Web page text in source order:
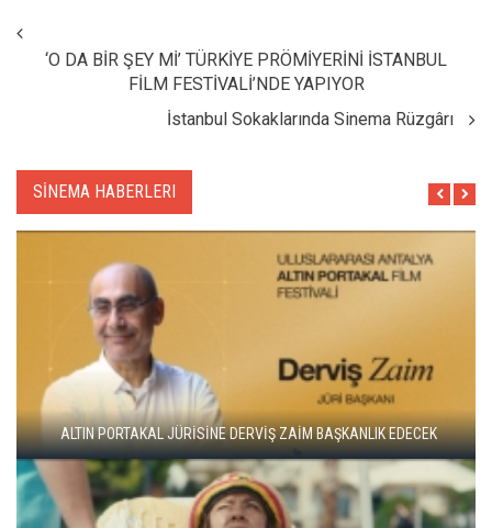
‘O DA BİR ŞEY Mİ’ TÜRKİYE PRÖMİYERİNİ İSTANBUL
FİLM FESTİVALİ’NDE YAPIYOR
İstanbul Sokaklarında Sinema Rüzgârı
SİNEMA HABERLERI
ADANA ALTIN KOZA'DA JÜRİ BAŞKANI ZUHAL OLCAY